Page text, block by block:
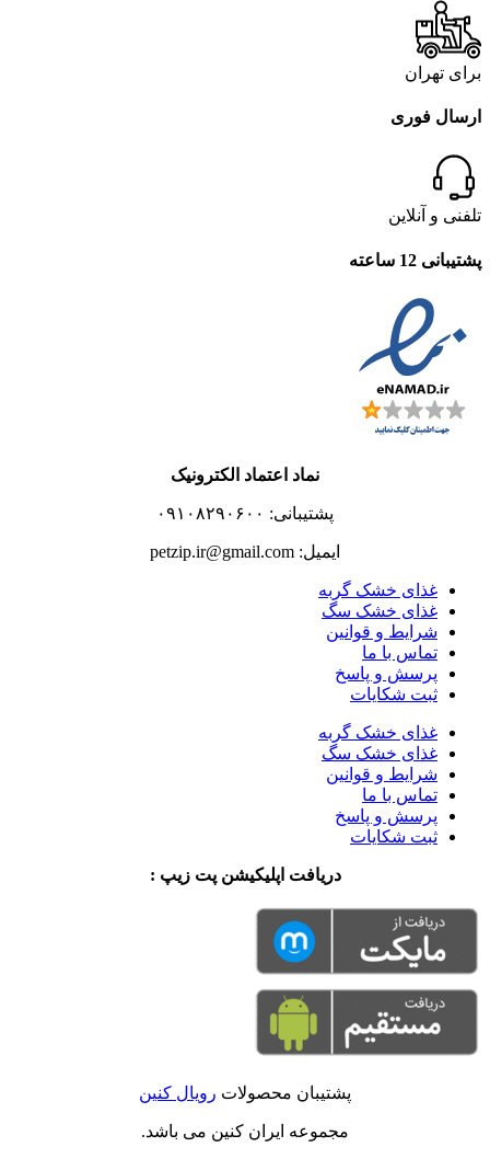
برای تهران
ارسال فوری
تلفنی و آنلاین
پشتیبانی 12 ساعته
نماد اعتماد الکترونیک
پشتیبانی: ۰۹۱۰۸۲۹۰۶۰۰
ایمیل: petzip.ir@gmail.com
غذای خشک گربه
غذای خشک سگ
شرایط و قوانین
تماس با ما
پرسش و پاسخ
ثبت شکایات
غذای خشک گربه
غذای خشک سگ
شرایط و قوانین
تماس با ما
پرسش و پاسخ
ثبت شکایات
دریافت اپلیکیشن پت زیپ :
پشتیبان محصولات رویال کنین
مجموعه ایران کنین می باشد.